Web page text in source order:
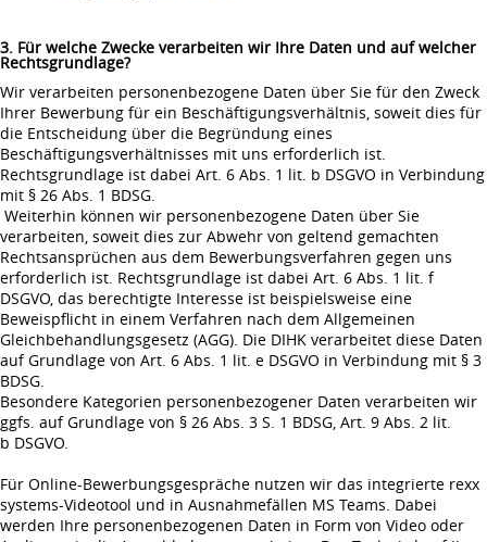
3. Für welche Zwecke verarbeiten wir Ihre Daten und auf welcher
Rechtsgrundlage?
Wir verarbeiten personenbezogene Daten über Sie für den Zweck
Ihrer Bewerbung für ein Beschäftigungsverhältnis, soweit dies für
die Entscheidung über die Begründung eines
Beschäftigungsverhältnisses mit uns erforderlich ist.
Rechtsgrundlage ist dabei Art. 6 Abs. 1 lit. b DSGVO in Verbindung
mit § 26 Abs. 1 BDSG.
Weiterhin können wir personenbezogene Daten über Sie
verarbeiten, soweit dies zur Abwehr von geltend gemachten
Rechtsansprüchen aus dem Bewerbungsverfahren gegen uns
erforderlich ist. Rechtsgrundlage ist dabei Art. 6 Abs. 1 lit. f
DSGVO, das berechtigte Interesse ist beispielsweise eine
Beweispflicht in einem Verfahren nach dem Allgemeinen
Gleichbehandlungsgesetz (AGG). Die DIHK verarbeitet diese Daten
auf Grundlage von Art. 6 Abs. 1 lit. e DSGVO in Verbindung mit § 3
BDSG.
Besondere Kategorien personenbezogener Daten verarbeiten wir
ggfs. auf Grundlage von § 26 Abs. 3 S. 1 BDSG, Art. 9 Abs. 2 lit.
b DSGVO.
Für Online-Bewerbungsgespräche nutzen wir das integrierte rexx
systems-Videotool und in Ausnahmefällen MS Teams. Dabei
werden Ihre personenbezogenen Daten in Form von Video oder